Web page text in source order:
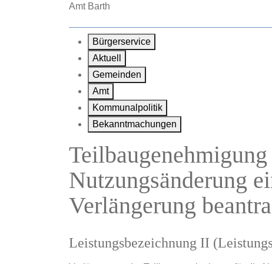
Zum Hauptinhalt springen
Amt Barth
Bürgerservice
Aktuell
Gemeinden
Amt
Kommunalpolitik
Bekanntmachungen
Nutzungsänderung
Verlängerung
Leistungsbezeichnung II